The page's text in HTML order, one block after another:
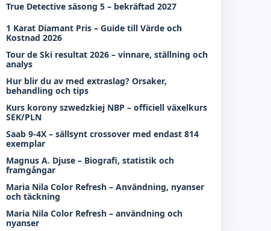
True Detective säsong 5 – bekräftad 2027
1 Karat Diamant Pris – Guide till Värde och
Kostnad 2026
Tour de Ski resultat 2026 – vinnare, ställning och
analys
Hur blir du av med extraslag? Orsaker,
behandling och tips
Kurs korony szwedzkiej NBP – officiell växelkurs
SEK/PLN
Saab 9-4X – sällsynt crossover med endast 814
exemplar
Magnus A. Djuse – Biografi, statistik och
framgångar
Maria Nila Color Refresh – Användning, nyanser
och täckning
Maria Nila Color Refresh – användning och
nyanser